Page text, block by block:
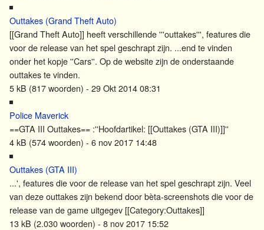
Outtakes (Grand Theft Auto)
[[Grand Theft Auto]] heeft verschillende '''outtakes''', features die
voor de release van het spel geschrapt zijn. ...end te vinden
onder het kopje ''Cars''. Op de website zijn de onderstaande
outtakeste vinden.
5 kB (817 woorden) - 29 Okt 2014 08:31
Police Maverick
==GTA III Outtakes== :''Hoofdartikel: [[Outtakes (GTA III)]]''
4 kB (574 woorden) - 6 nov 2017 14:48
Outtakes (GTA III)
...', features die voor de release van het spel geschrapt zijn. Veel
van dezeouttakeszijn bekend door bèta-screenshots die voor de
release van de game uitgegev [[Category:Outtakes]]
13 kB (2.030 woorden) - 8 nov 2017 15:52